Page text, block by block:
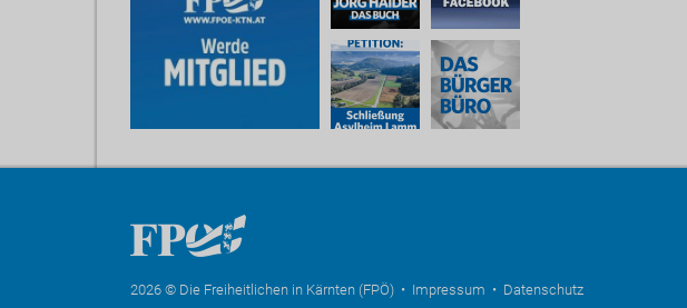
2026 © Die Freiheitlichen in Kärnten (FPÖ) • Impressum • Datenschutz